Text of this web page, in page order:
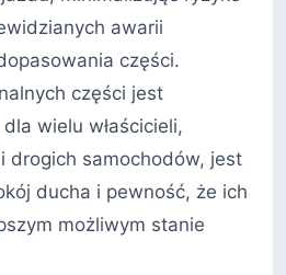
awarii
części.
części jest
wielu właścicieli,
drogich samochodów, jest
ducha i pewność, że ich
możliwym stanie